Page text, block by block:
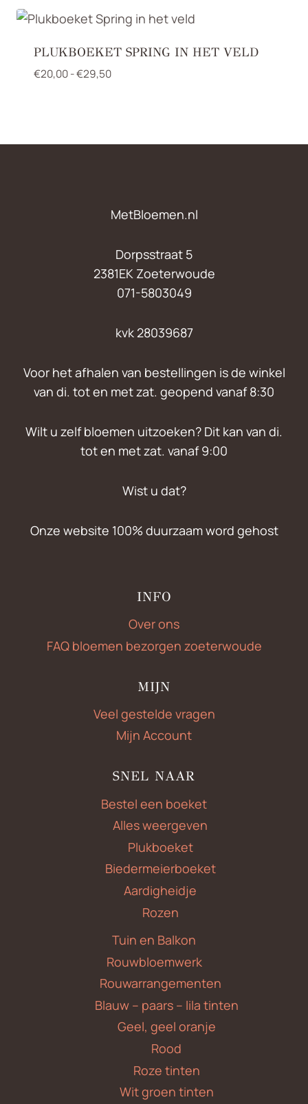
PLUKBOEKET SPRING IN HET VELD
€20,00-€29,50Prijsklasse:
MetBloemen.nl
Dorpsstraat 5
2381EK Zoeterwoude
071-5803049
kvk 28039687
Voor het afhalen van bestellingen is de winkel
van di. tot en met zat. geopend vanaf 8:30
Wilt u zelf bloemen uitzoeken? Dit kan van di.
tot en met zat. vanaf 9:00
Wist u dat?
Onze website 100% duurzaam word gehost
INFO
Over ons
FAQ bloemen bezorgen zoeterwoude
MIJN
Veel gestelde vragen
Mijn Account
SNEL NAAR
Bestel een boeket
Alles weergeven
Plukboeket
Biedermeierboeket
Aardigheidje
Rozen
Tuin en Balkon
Rouwbloemwerk
Rouwarrangementen
Blauw – paars – lila tinten
Geel, geel oranje
Rood
Roze tinten
Wit groen tinten